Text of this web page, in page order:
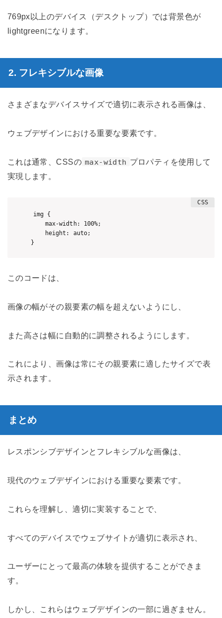
769px以上のデバイス（デスクトップ）では背景色が
lightgreenになります。
2. フレキシブルな画像
さまざまなデバイスサイズで適切に表示される画像は、
ウェブデザインにおける重要な要素です。
これは通常、CSSの max-width プロパティを使用して
実現します。
img {
    max-width: 100%;
    height: auto;
このコードは、
画像の幅がその親要素の幅を超えないようにし、
また高さは幅に自動的に調整されるようにします。
これにより、画像は常にその親要素に適したサイズで表
示されます。
まとめ
レスポンシブデザインとフレキシブルな画像は、
現代のウェブデザインにおける重要な要素です。
これらを理解し、適切に実装することで、
すべてのデバイスでウェブサイトが適切に表示され、
ユーザーにとって最高の体験を提供することができま
す。
しかし、これらはウェブデザインの一部に過ぎません。